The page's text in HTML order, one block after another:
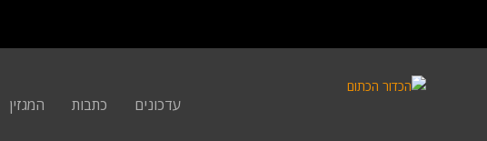
עדכונים כתבות המגזין